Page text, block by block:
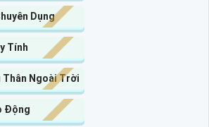
Dụng
Tính
Thân Ngoài Trời
Động